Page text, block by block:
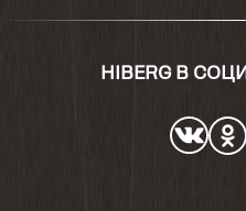
HIBERG В